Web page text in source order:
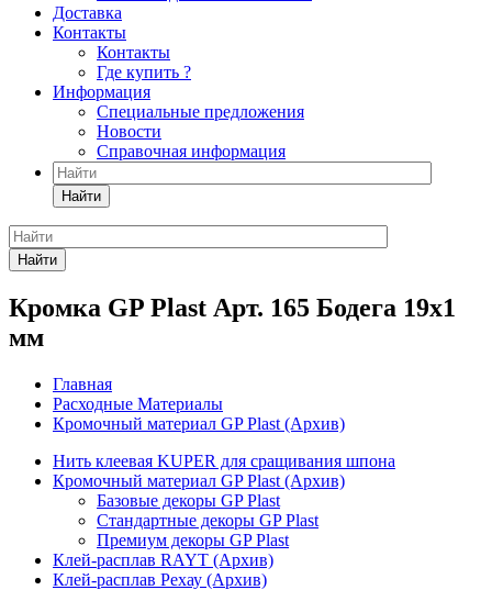
Доставка
Контакты
Контакты
Где купить ?
Информация
Специальные предложения
Новости
Справочная информация
Найти
Найти
Кромка GP Plast Арт. 165 Бодега 19x1
мм
Главная
Расходные Материалы
Кромочный материал GP Plast (Архив)
Нить клеевая KUPER для сращивания шпона
Кромочный материал GP Plast (Архив)
Базовые декоры GP Plast
Стандартные декоры GP Plast
Премиум декоры GP Plast
Клей-расплав RAYT (Архив)
Клей-расплав Рехау (Архив)